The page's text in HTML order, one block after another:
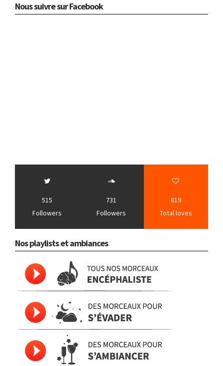
Nous suivre sur Facebook
515
Followers
731
Followers
819
Total loves
Nos playlists et ambiances